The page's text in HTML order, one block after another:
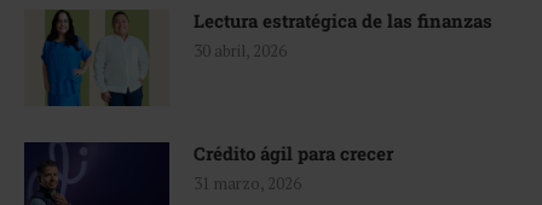
Lectura estratégica de las finanzas
30 abril, 2026
Crédito ágil para crecer
31 marzo, 2026